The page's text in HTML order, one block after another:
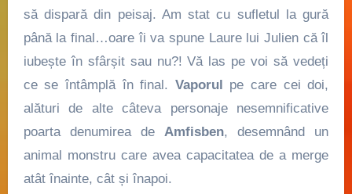
să dispară din peisaj. Am stat cu sufletul la gură
până la final…oare îi va spune Laure lui Julien că îl
iubește în sfârșit sau nu?! Vă las pe voi să vedeți
ce se întâmplă în final. Vaporul
pe care cei doi,
alături de alte câteva personaje nesemnificative
poarta denumirea deAmfisben, desemnând un
animal monstru care avea capacitatea de a merge
atât înainte, cât și înapoi.